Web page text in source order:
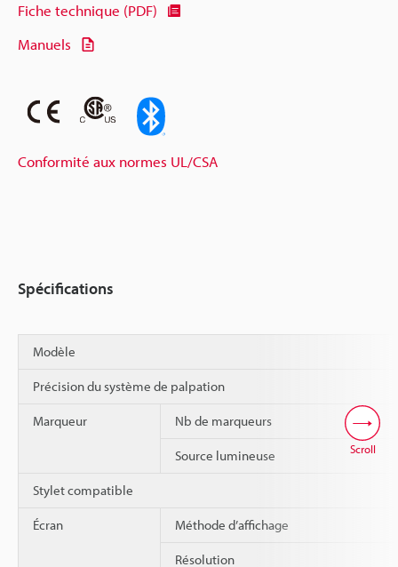
Fiche technique (PDF)
Manuels
Conformité aux normes UL/CSA
Spécifications
Modèle
Précision du système de palpation
Marqueur Nb de marqueurs
Source lumineuse
Stylet compatible
Écran Méthode d’affichage
Résolution
Scroll